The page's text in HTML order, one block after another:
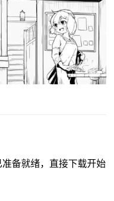
备就绪，直接下载开始